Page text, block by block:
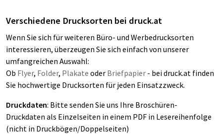
Verschiedene Drucksorten bei druck.at
Wenn Sie sich für weiteren Büro- und Werbedrucksorten
interessieren, überzeugen Sie sich einfach von unserer
umfangreichen Auswahl:
Ob Flyer, Folder, Plakate oder Briefpapier - bei druck.at finden
Sie hochwertige Drucksorten für jeden Einsatzzweck.
Druckdaten: Bitte senden Sie uns Ihre Broschüren-
Druckdaten als Einzelseiten in einem PDF in Lesereihenfolge
(nicht in Druckbögen/Doppelseiten)